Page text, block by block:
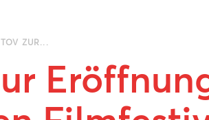
ZUR...